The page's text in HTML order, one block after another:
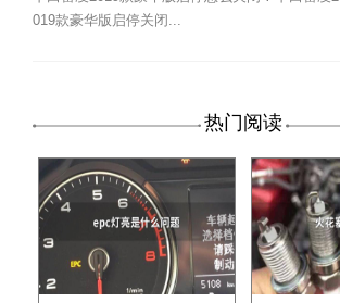
019款豪华版启停关闭...
热门阅读